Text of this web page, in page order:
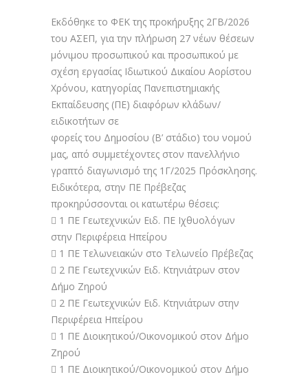
Εκδόθηκε το ΦΕΚ της προκήρυξης 2ΓΒ/2026
του ΑΣΕΠ, για την πλήρωση 27 νέων θέσεων
μόνιμου προσωπικού και προσωπικού με
σχέση εργασίας Ιδιωτικού Δικαίου Αορίστου
Χρόνου, κατηγορίας Πανεπιστημιακής
Εκπαίδευσης (ΠΕ) διαφόρων κλάδων/
ειδικοτήτων σε
φορείς του Δημοσίου (Β’ στάδιο) του νομού
μας, από συμμετέχοντες στον πανελλήνιο
γραπτό διαγωνισμό της 1Γ/2025 Πρόσκλησης.
Ειδικότερα, στην ΠΕ Πρέβεζας
προκηρύσσονται οι κατωτέρω θέσεις:
 1 ΠΕ Γεωτεχνικών Ειδ. ΠΕ Ιχθυολόγων
στην Περιφέρεια Ηπείρου
 1 ΠΕ Τελωνειακών στο Τελωνείο Πρέβεζας
 2 ΠΕ Γεωτεχνικών Ειδ. Κτηνιάτρων στον
Δήμο Ζηρού
 2 ΠΕ Γεωτεχνικών Ειδ. Κτηνιάτρων στην
Περιφέρεια Ηπείρου
 1 ΠΕ Διοικητικού/Οικονομικού στον Δήμο
Ζηρού
 1 ΠΕ Διοικητικού/Οικονομικού στον Δήμο